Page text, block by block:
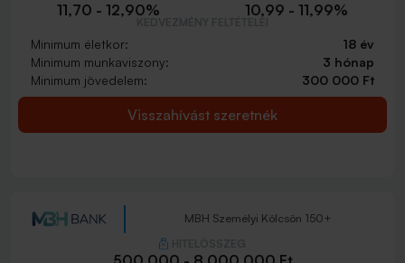
11,70 - 12,90% 10,99 - 11,99%
Minimum életkor:
18 év
Minimum munkaviszony:
3 hónap
Minimum jövedelem:
300 000 Ft
Visszahívást szeretnék
MBH Személyi Kölcsön 150+